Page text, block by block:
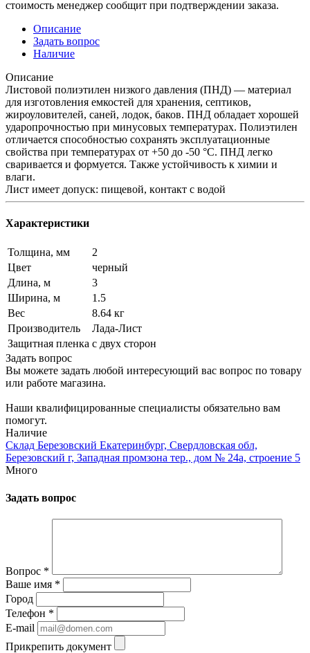
стоимость менеджер сообщит при подтверждении заказа.
Описание
Задать вопрос
Наличие
Описание
Листовой полиэтилен низкого давления (ПНД) — материал
для изготовления емкостей для хранения, септиков,
жироуловителей, саней, лодок, баков. ПНД обладает хорошей
ударопрочностью при минусовых температурах. Полиэтилен
отличается способностью сохранять эксплуатационные
свойства при температурах от +50 до -50 °C. ПНД легко
сваривается и формуется. Также устойчивость к химии и
влaги.
Лист имеет допуск: пищевой, кoнтакт c вoдoй
Характеристики
Толщина, мм
2
Цвет
черный
Длина, м
3
Ширина, м
1.5
Вес
8.64 кг
Производитель
Лада-Лист
Защитная пленка с двух сторон
Задать вопрос
Вы можете задать любой интересующий вас вопрос по товару
или работе магазина.
Наши квалифицированные специалисты обязательно вам
помогут.
Наличие
Склад Березовский Екатеринбург, Свердловская обл,
Березовский г, Западная промзона тер., дом № 24а, строение 5
Много
Задать вопрос
Вопрос *
Ваше имя *
Город
Телефон *
E-mail
Прикрепить документ